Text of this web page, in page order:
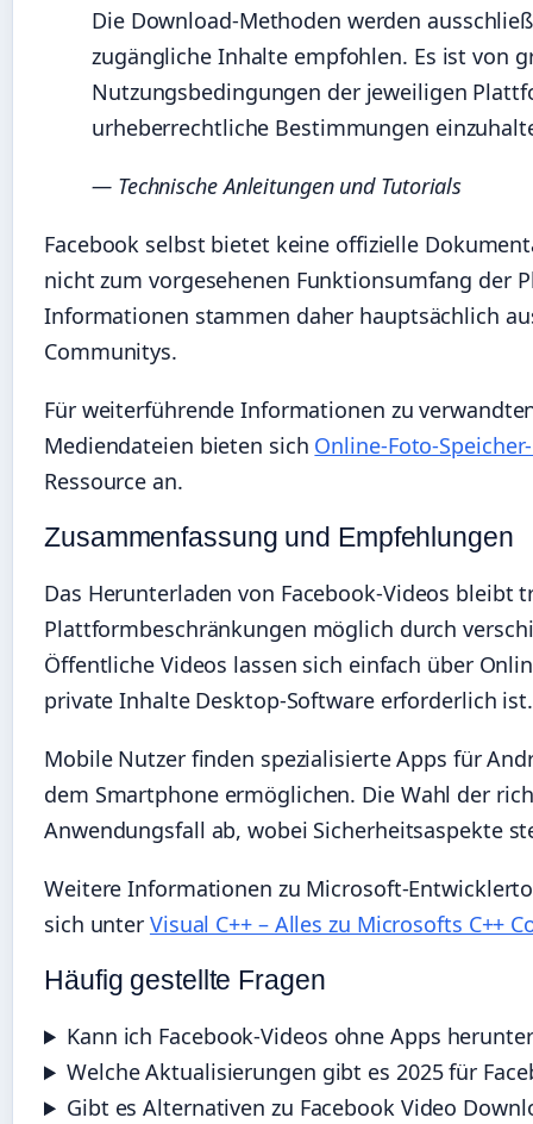
Die Download-Methoden werden
zugängliche Inhalte empfohlen. Es ist von
Nutzungsbedingungen der jeweiligen
urheberrechtliche Bestimmungen
— Technische Anleitungen und Tutorials
Facebook selbst bietet keine offizielle
nicht zum vorgesehenen Funktionsumfang der
Informationen stammen daher hauptsächlich
Communitys.
Für weiterführende Informationen zu
Mediendateien bieten sich Online-Foto-
Ressource an.
Zusammenfassung und Empfehlungen
Das Herunterladen von Facebook-Videos bleibt
Plattformbeschränkungen möglich durch
Öffentliche Videos lassen sich einfach über
private Inhalte Desktop-Software erforderlich ist.
Mobile Nutzer finden spezialisierte Apps für
dem Smartphone ermöglichen. Die Wahl der
Anwendungsfall ab, wobei Sicherheitsaspekte
Weitere Informationen zu Microsoft-
sich unter Visual C++ – Alles zu Microsofts C++
Häufig gestellte Fragen
Kann ich Facebook-Videos ohne Apps
Welche Aktualisierungen gibt es 2025 für
Gibt es Alternativen zu Facebook Video